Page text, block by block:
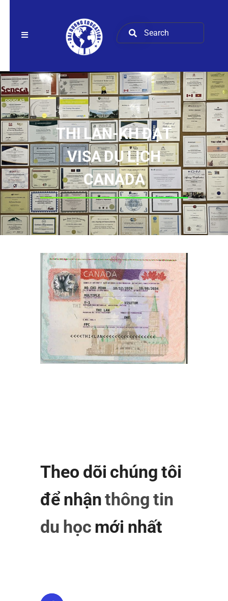
THI LAN-KH ĐẠT
VISA DU LỊCH
CANADA
Theo dõi chúng tôi
để nhậnthông tin
du học mới nhất